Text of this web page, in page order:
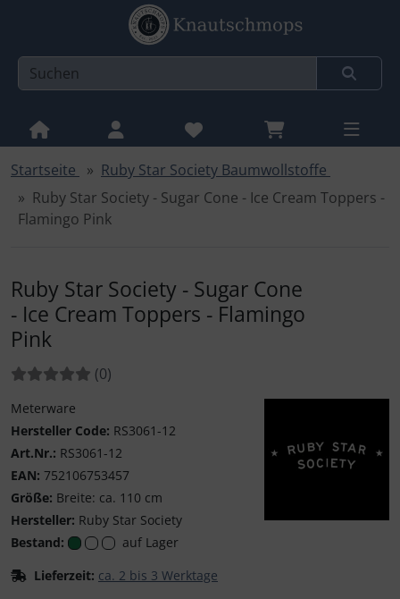
Sprungnavigation
Springe zur Navigation
Springe zum Inhalt
Springe zum Button für Einstellungen
Springe zu den allgemeinen Informationen
Startseite
Ruby Star Society Baumwollstoffe
Ruby Star Society - Sugar Cone - Ice Cream Toppers -
Flamingo Pink
Ruby Star Society - Sugar Cone
- Ice Cream Toppers - Flamingo
Pink
Bewertungen:
(0Bewertungen
)
Meterware
Hersteller Code: RS3061-12
Art.Nr.: RS3061-12
EAN: 752106753457
Größe: Breite: ca. 110 cm
Hersteller: Ruby Star Society
Bestand:
auf Lager
Lieferzeit: ca. 2 bis 3 Werktage